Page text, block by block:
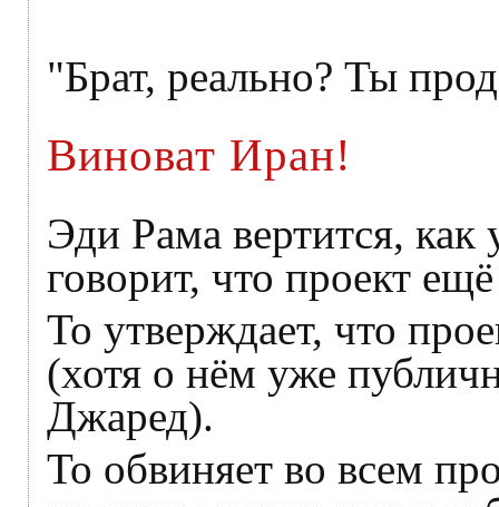
"Брат, реально? Ты
Виноват Иран!
Эди Рама вертится,
говорит, что проект
То утверждает, что
(хотя о нём уже
Джаред).
То обвиняет во всем